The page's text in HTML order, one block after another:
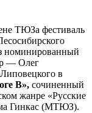
ТЮЗа фестиваль
номинированный
— Олег
в
В», сочиненный
жанре «Русские
Гинкас (МТЮЗ).